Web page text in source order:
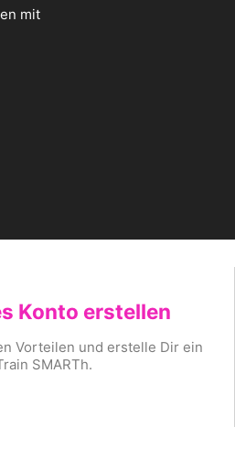
mit
Konto erstellen
Vorteilen und erstelle Dir ein
SMARTh.